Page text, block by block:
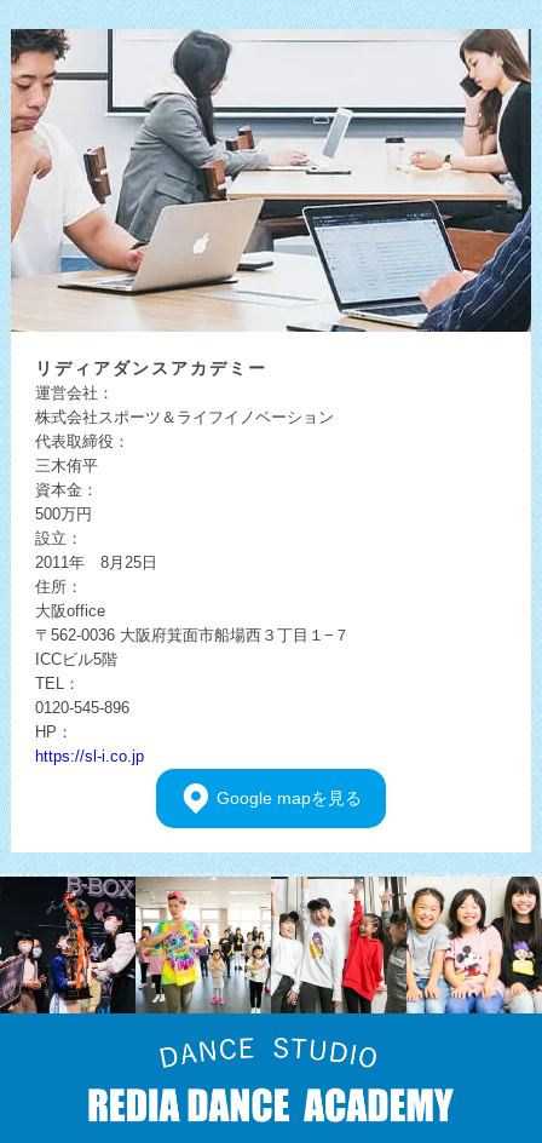
リディアダンスアカデミー
運営会社：
株式会社スポーツ＆ライフイノベーション
代表取締役：
三木侑平
資本金：
500万円
設立：
2011年 8月25日
住所：
大阪office
〒562-0036 大阪府箕面市船場西３丁目１−７
ICCビル5階
TEL：
0120-545-896
HP：
https://sl-i.co.jp
Google mapを見る